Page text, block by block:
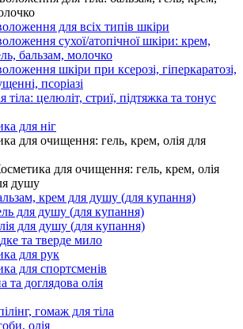
для всіх типів шкіри
сухої/атопічної шкіри: крем,
бальзам, молочко
шкіри при ксерозі, гіперкаратозі,
псоріазі
тіла: целюліт, стриї, підтяжка та тонус
для ніг
для очищення: гель, крем, олія для
для очищення: гель, крем, олія
душу
крем для душу (для купання)
для душу (для купання)
для душу (для купання)
та тверде мило
для рук
для спортсменів
та доглядова олія
гомаж для тіла
олія